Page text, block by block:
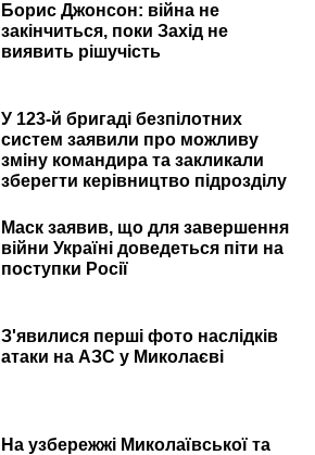
Борис Джонсон: війна не
закінчиться, поки Захід не
виявить рішучість
У 123-й бригаді безпілотних
систем заявили про можливу
зміну командира та закликали
зберегти керівництво підрозділу
Маск заявив, що для завершення
війни Україні доведеться піти на
поступки Росії
З'явилися перші фото наслідків
атаки на АЗС у Миколаєві
На узбережжі Миколаївської та